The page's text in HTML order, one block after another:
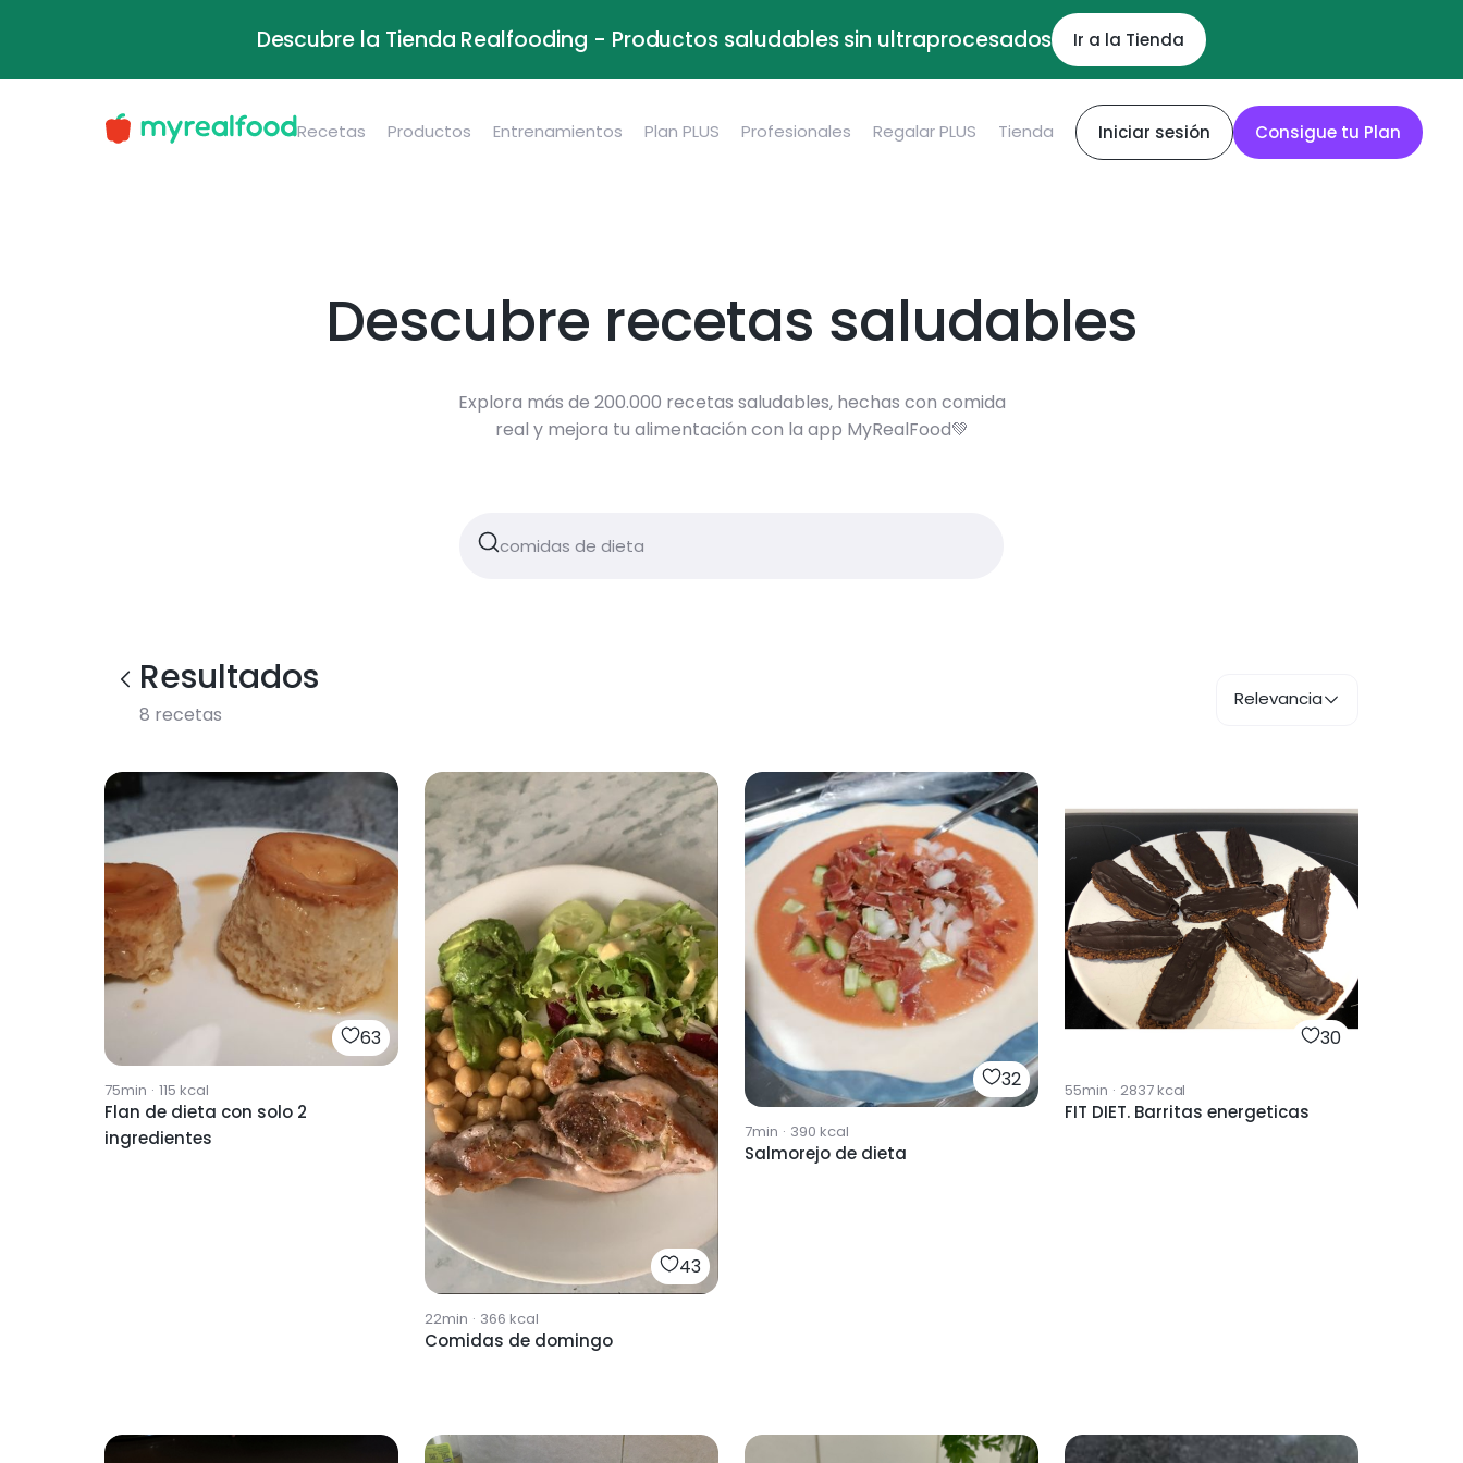
Descubre la Tienda Realfooding - Productos saludables sin ultraprocesados Ir a la Tienda
Recetas Productos Entrenamientos Plan PLUS Profesionales Regalar PLUS Tienda Iniciar sesión Consigue tu Plan
Descubre recetas saludables
Explora más de 200.000 recetas saludables, hechas con comida
real y mejora tu alimentación con la app MyRealFood💚
Resultados
8 recetas
Relevancia
63
75min · 115 kcal
Flan de dieta con solo 2
ingredientes
43
22min · 366 kcal
Comidas de domingo
32
7min · 390 kcal
Salmorejo de dieta
30
55min · 2837kcal
FIT DIET. Barritas energeticas